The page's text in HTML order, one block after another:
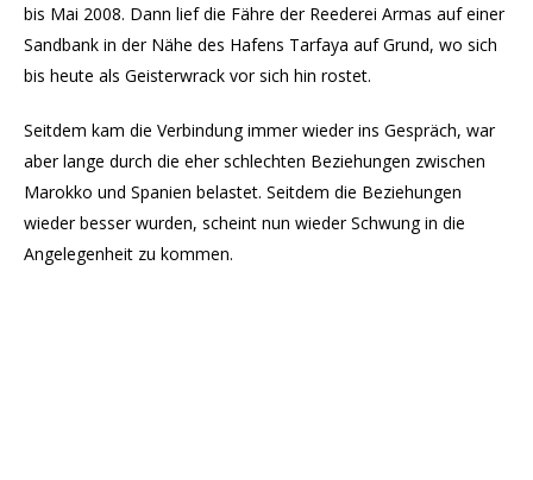
bis Mai 2008. Dann lief die Fähre der Reederei Armas auf einer
Sandbank in der Nähe des Hafens Tarfaya auf Grund, wo sich
bis heute als Geisterwrack vor sich hin rostet.
Seitdem kam die Verbindung immer wieder ins Gespräch, war
aber lange durch die eher schlechten Beziehungen zwischen
Marokko und Spanien belastet. Seitdem die Beziehungen
wieder besser wurden, scheint nun wieder Schwung in die
Angelegenheit zu kommen.